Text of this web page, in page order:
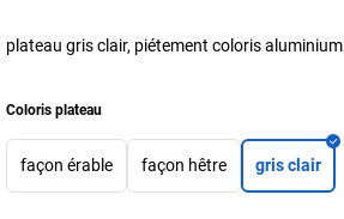
plateau gris clair, piétement coloris aluminium
Coloris plateau
façon érable façon hêtre gris clair